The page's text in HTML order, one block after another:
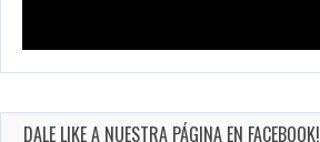
DALE LIKE A NUESTRA PÁGINA EN FACEBOOK!